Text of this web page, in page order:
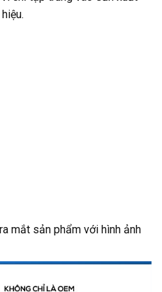
mắt sản phẩm với hình ảnh